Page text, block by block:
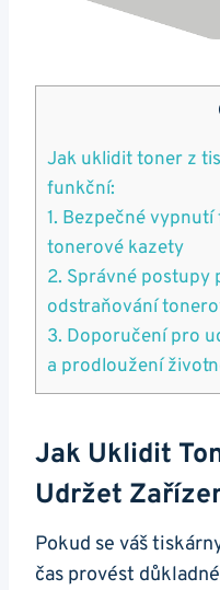
Jak uklidit toner z
funkční:
1. Bezpečné
tonerové kazety
2. Správné postupy
odstraňování
3. Doporučení pro
a prodloužení
Jak Uklidit
Udržet
Pokud se váš
čas provést